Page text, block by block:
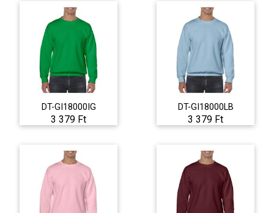
DT-GI18000IG
3 379 Ft
DT-GI18000LB
3 379 Ft